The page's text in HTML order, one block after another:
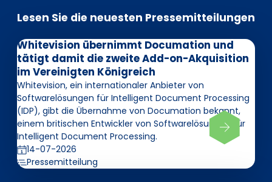
Lesen Sie die neuesten Pressemitteilungen
Whitevision übernimmt Documation und
tätigt damit die zweite Add-on-Akquisition
im Vereinigten Königreich
Whitevision, ein internationaler Anbieter von
Softwarelösungen für Intelligent Document Processing
(IDP), gibt die Übernahme von Documation bekannt,
einem britischen Entwickler von Softwarelösungen für
Intelligent Document Processing.
14-07-2026
Pressemitteilung